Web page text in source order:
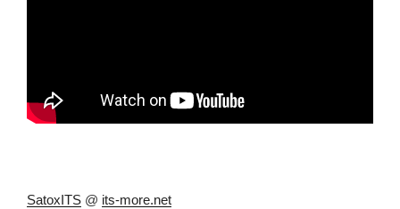
SatoxITS @ its-more.net